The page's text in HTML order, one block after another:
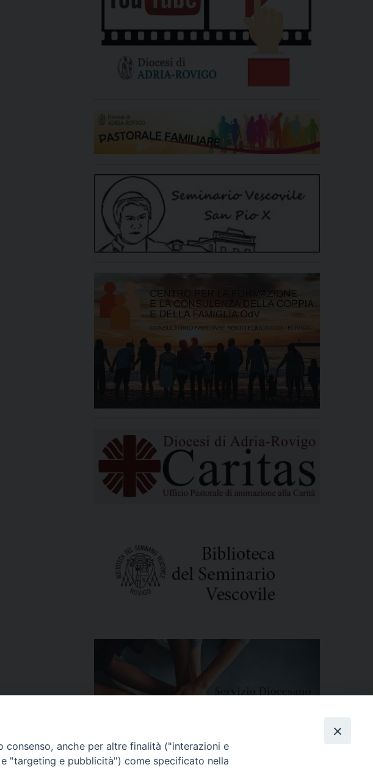
anche per altre finalità ("interazioni e
"targeting e pubblicità") come specificato nella